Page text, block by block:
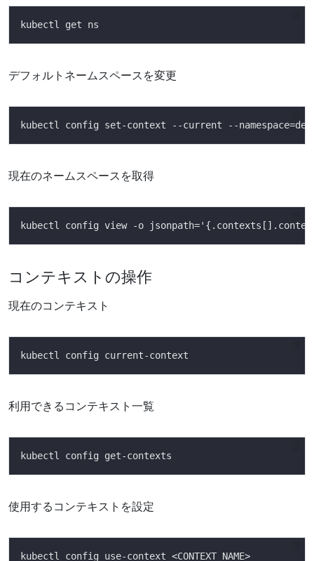
デフォルトネームスペースを変更
現在のネームスペースを取得
コンテキストの操作
現在のコンテキスト
利用できるコンテキスト一覧
使用するコンテキストを設定